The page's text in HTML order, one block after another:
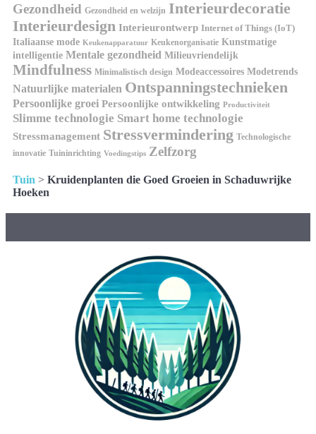
Gezondheid Gezondheid en welzijn Interieurdecoratie
Interieurdesign Interieurontwerp Internet of Things (IoT)
Italiaanse mode Keukenapparatuur Keukenorganisatie Kunstmatige
intelligentie Mentale gezondheid Milieuvriendelijk
Mindfulness Minimalistisch design Modeaccessoires Modetrends
Natuurlijke materialen Ontspanningstechnieken
Persoonlijke groei Persoonlijke ontwikkeling Productiviteit
Slimme technologie Smart home technologie
Stressmanagement Stressvermindering Technologische
innovatie Tuininrichting Voedingstips Zelfzorg
Tuin > Kruidenplanten die Goed Groeien in Schaduwrijke
Hoeken